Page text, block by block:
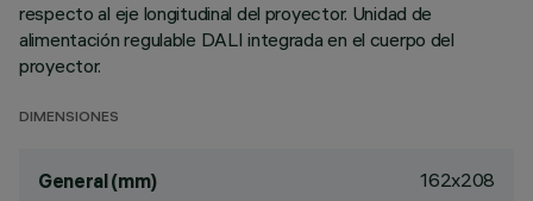
respecto al eje longitudinal del proyector. Unidad de
alimentación regulable DALI integrada en el cuerpo del
proyector.
DIMENSIONES
General (mm) 162x208